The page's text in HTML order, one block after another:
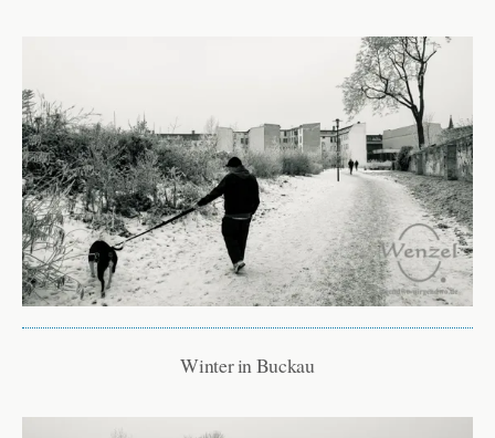
Winter in Buckau